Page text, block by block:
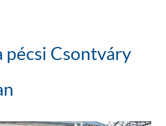
pécsi Csontváry